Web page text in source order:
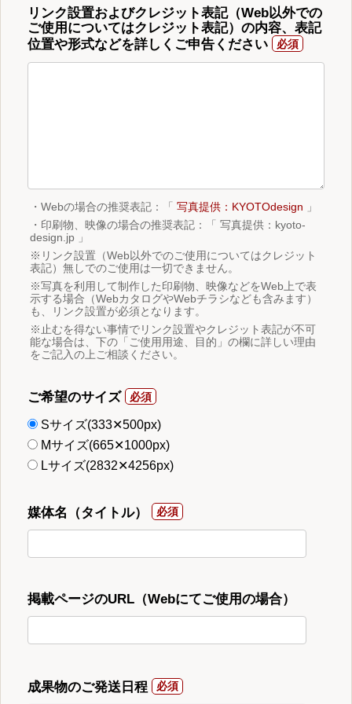
リンク設置およびクレジット表記（Web以外での
ご使用についてはクレジット表記）の内容、表記
位置や形式などを詳しくご申告ください
・Webの場合の推奨表記：「 写真提供：KYOTOdesign 」
・印刷物、映像の場合の推奨表記：「 写真提供：kyoto-
design.jp 」
※リンク設置（Web以外でのご使用についてはクレジット
表記）無しでのご使用は一切できません。
※写真を利用して制作した印刷物、映像などをWeb上で表
示する場合（WebカタログやWebチラシなども含みます）
も、リンク設置が必須となります。
※止むを得ない事情でリンク設置やクレジット表記が不可
能な場合は、下の「ご使用用途、目的」の欄に詳しい理由
をご記入の上ご相談ください。
ご希望のサイズ
Sサイズ(333✕500px)
Mサイズ(665✕1000px)
Lサイズ(2832✕4256px)
媒体名（タイトル）
掲載ページのURL（Webにてご使用の場合）
成果物のご発送日程